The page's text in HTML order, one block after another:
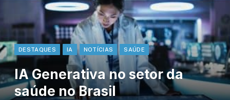
DESTAQUES IA NOTÍCIAS SAÚDE
IA Generativa no setor da
saúde no Brasil